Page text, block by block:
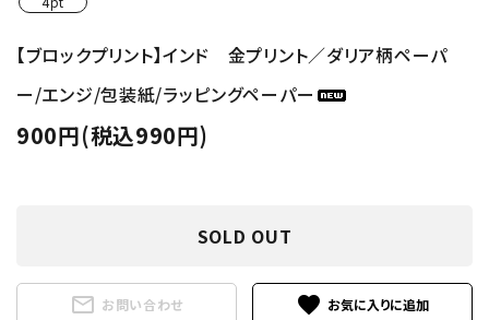
【ブロックプリント】インド 金プリント／ダリア柄ペーパ
ー/エンジ/包装紙/ラッピングペーパー
900円(税込990円)
SOLD OUT
mail_outline お問い合わせ favorite